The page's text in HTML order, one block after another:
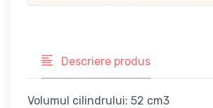
Descriere produs
Volumul cilindrului: 52 cm3